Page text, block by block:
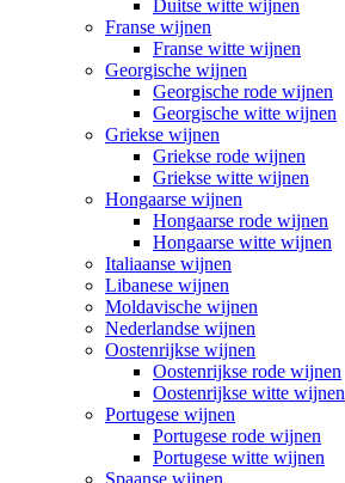
Duitse witte wijnen
Franse wijnen
Franse witte wijnen
Georgische wijnen
Georgische rode wijnen
Georgische witte wijnen
Griekse wijnen
Griekse rode wijnen
Griekse witte wijnen
Hongaarse wijnen
Hongaarse rode wijnen
Hongaarse witte wijnen
Italiaanse wijnen
Libanese wijnen
Moldavische wijnen
Nederlandse wijnen
Oostenrijkse wijnen
Oostenrijkse rode wijnen
Oostenrijkse witte wijnen
Portugese wijnen
Portugese rode wijnen
Portugese witte wijnen